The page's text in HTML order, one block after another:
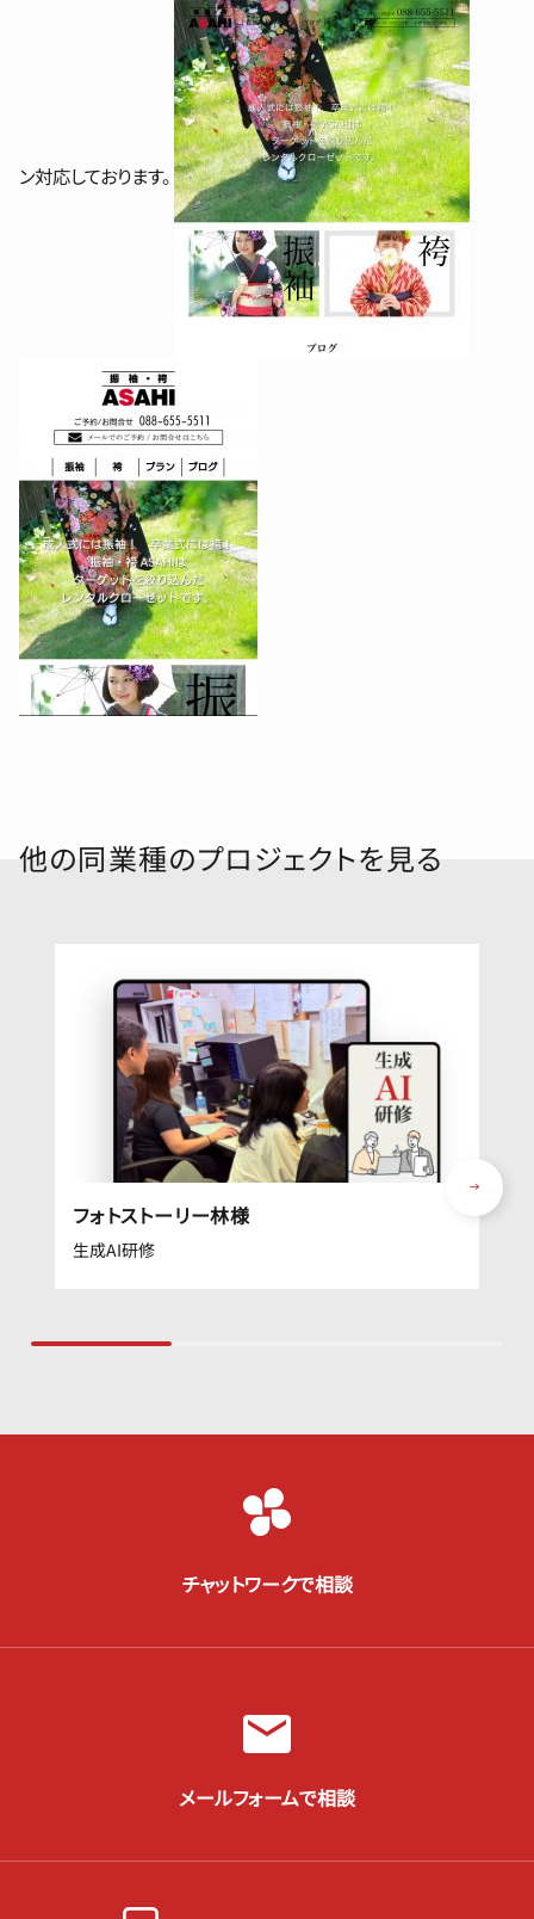
ン対応しております。
他の同業種のプロジェクトを見る
フォトストーリー林様
生成AI研修
チャットワークで相談
メールフォームで相談